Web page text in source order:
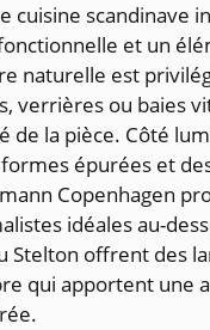
cuisine scandinave
et un
naturelle est
verrières ou baies
de la pièce. Côté
épurées et
Copenhagen
idéales au-
Stelton offrent des
qui apportent une